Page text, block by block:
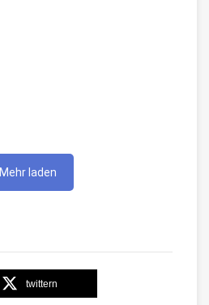
Mehr laden
twittern